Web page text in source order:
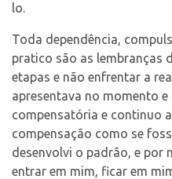
lo.
Toda dependência,
pratico são as lembranças
etapas e não enfrentar a
apresentava no momento
compensatória e continuo
compensação como se
desenvolvi o padrão, e por
entrar em mim, ficar em